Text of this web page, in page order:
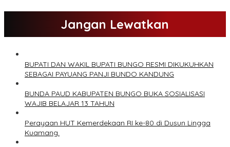
Jangan Lewatkan
BUPATI DAN WAKIL BUPATI BUNGO RESMI DIKUKUHKAN
SEBAGAI PAYUANG PANJI BUNDO KANDUNG
BUNDA PAUD KABUPATEN BUNGO BUKA SOSIALISASI
WAJIB BELAJAR 13 TAHUN
Perayaan HUT Kemerdekaan RI ke-80 di Dusun Lingga
Kuamang.